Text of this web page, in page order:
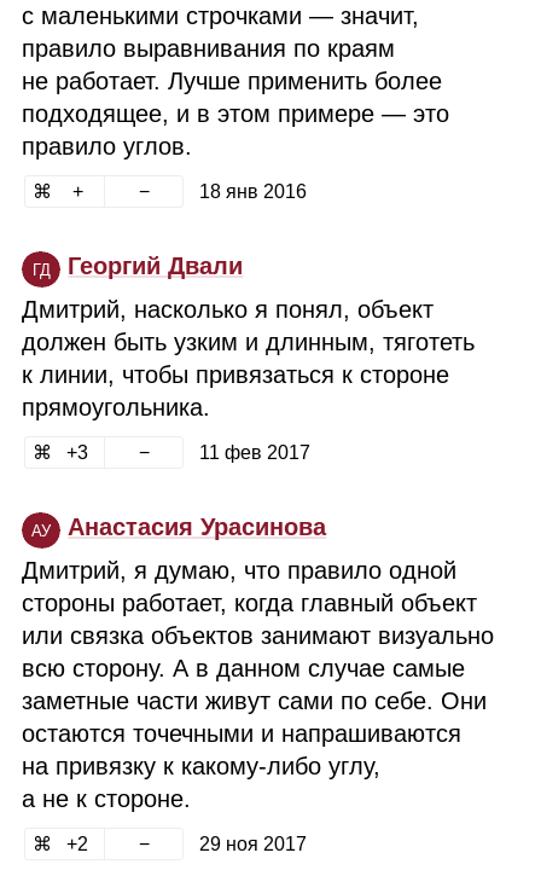
с маленькими строчками — значит,
правило выравнивания по краям
не работает. Лучше применить более
подходящее, и в этом примере — это
правило углов.
18 янв 2016
ГД
Георгий Двали
Дмитрий, насколько я понял, объект
должен быть узким и длинным, тяготеть
к линии, чтобы привязаться к стороне
прямоугольника.
3 11 фев 2017
АУ
Анастасия Урасинова
Дмитрий, я думаю, что правило одной
стороны работает, когда главный объект
или связка объектов занимают визуально
всю сторону. А в данном случае самые
заметные части живут сами по себе. Они
остаются точечными и напрашиваются
на привязку к какому‑либо углу,
а не к стороне.
2 29 ноя 2017